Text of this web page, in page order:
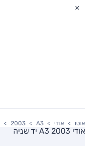
אוטו אודי A3
2003
אודי A3 2003 יד שניה